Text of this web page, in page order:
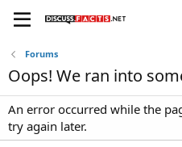
Forums
Oops! We ran into
An error occurred while the
try again later.